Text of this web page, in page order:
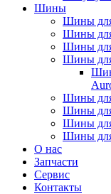
Шины
Шины для
Шины для
Шины для
Шины для
Шины
Шины для
Шины
Шины для
О нас
Запчасти
Сервис
Контакты